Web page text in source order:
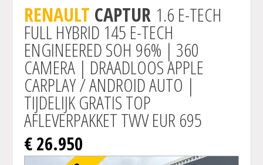
Actie
RENAULT CAPTUR 1.6 E-TECH
FULL HYBRID 145 E-TECH
ENGINEERED SOH 96% | 360
CAMERA | DRAADLOOS APPLE
CARPLAY / ANDROID AUTO |
TIJDELIJK GRATIS TOP
AFLEVERPAKKET TWV EUR 695
€ 26.950